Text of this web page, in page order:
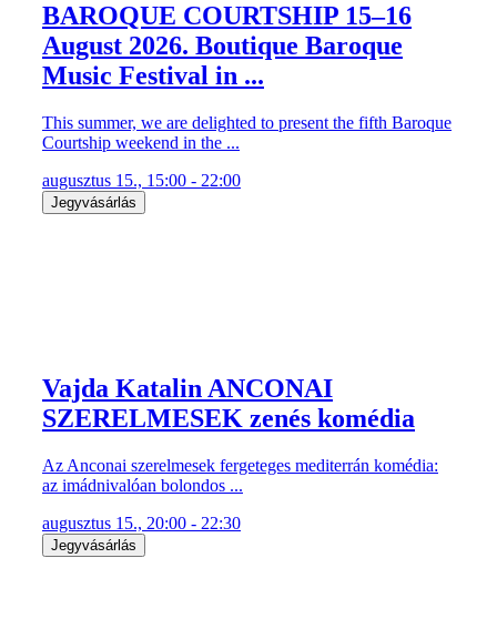
BAROQUE COURTSHIP 15–16
August 2026. Boutique Baroque
Music Festival in ...
This summer, we are delighted to present the fifth Baroque
Courtship weekend in the ...
augusztus 15., 15:00 - 22:00
Jegyvásárlás
Vajda Katalin ANCONAI
SZERELMESEK zenés komédia
Az Anconai szerelmesek fergeteges mediterrán komédia:
az imádnivalóan bolondos ...
augusztus 15., 20:00 - 22:30
Jegyvásárlás